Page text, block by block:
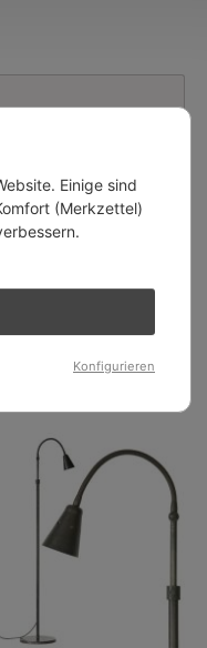
an.
Einige sind
(Merkzettel)
Konfigurieren